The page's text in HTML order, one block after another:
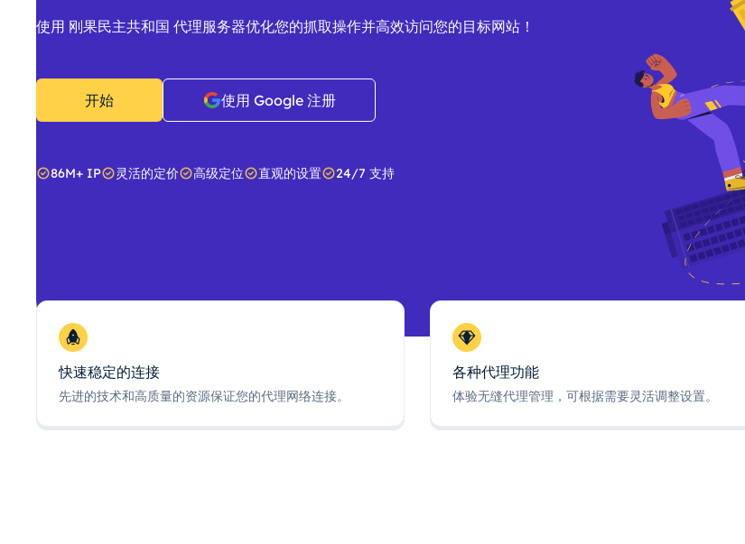
使用 刚果民主共和国 代理服务器优化您的抓取操作并高效访问您的目标网站！
开始 使用 Google 注册
86M+ IP 灵活的定价 高级定位 直观的设置 24/7 支持
快速稳定的连接
先进的技术和高质量的资源保证您的代理网络连接。
各种代理功能
体验无缝代理管理，可根据需要灵活调整设置。